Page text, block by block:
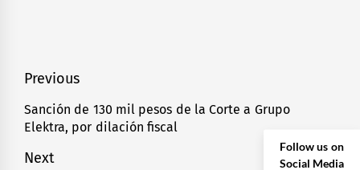
Navegación
de
entradas
Previous
Previous
post:
Sanción de 130 mil pesos de la Corte a Grupo
Elektra, por dilación fiscal
Next
Follow us on
Social Media